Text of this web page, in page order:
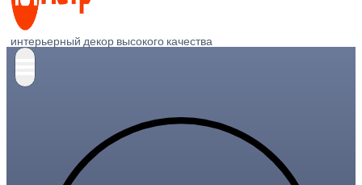
интерьерный декор высокого качества